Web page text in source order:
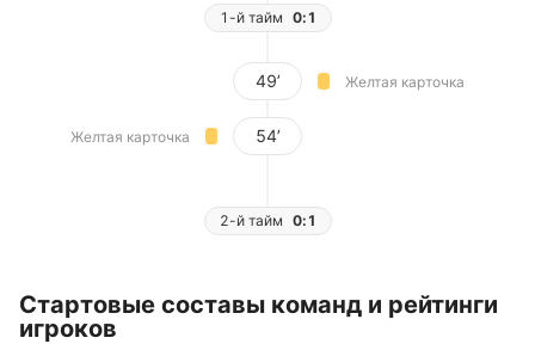
1-й тайм 0:1
49’ Желтая карточка
Желтая карточка 54’
2-й тайм 0:1
Стартовые составы команд и рейтинги
игроков